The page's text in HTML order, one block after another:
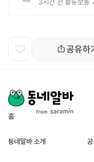
3시간 전 활동보통
공유하
홈
동네알바 소개 공